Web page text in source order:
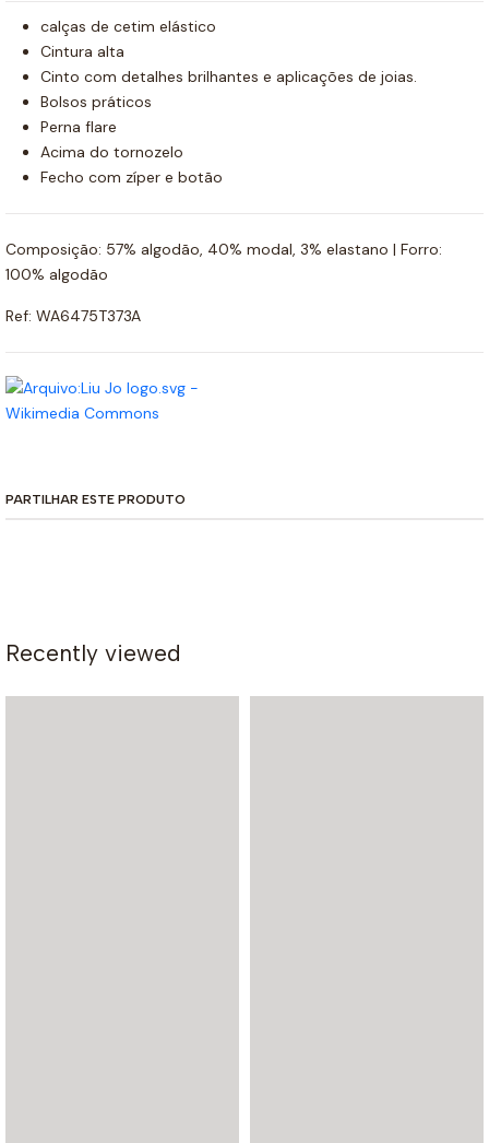
calças de cetim elástico
Cintura alta
Cinto com detalhes brilhantes e aplicações de joias.
Bolsos práticos
Perna flare
Acima do tornozelo
Fecho com zíper e botão
Composição: 57% algodão, 40% modal, 3% elastano | Forro:
100% algodão
Ref: WA6475T373A
PARTILHAR ESTE PRODUTO
Recently viewed